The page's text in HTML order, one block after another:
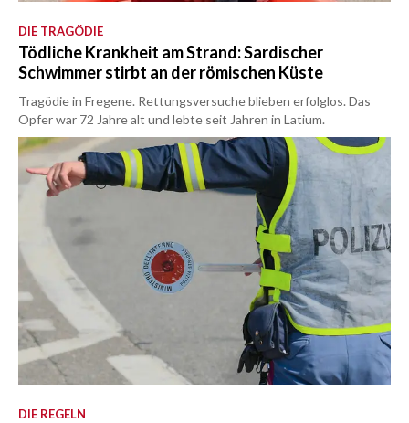
DIE TRAGÖDIE
Tödliche Krankheit am Strand: Sardischer
Schwimmer stirbt an der römischen Küste
Tragödie in Fregene. Rettungsversuche blieben erfolglos. Das
Opfer war 72 Jahre alt und lebte seit Jahren in Latium.
DIE REGELN